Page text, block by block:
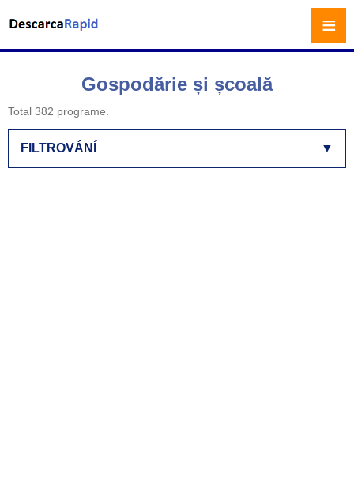
Gospodărie și școală
Total 382 programe.
▼
FILTROVÁNÍ
≡